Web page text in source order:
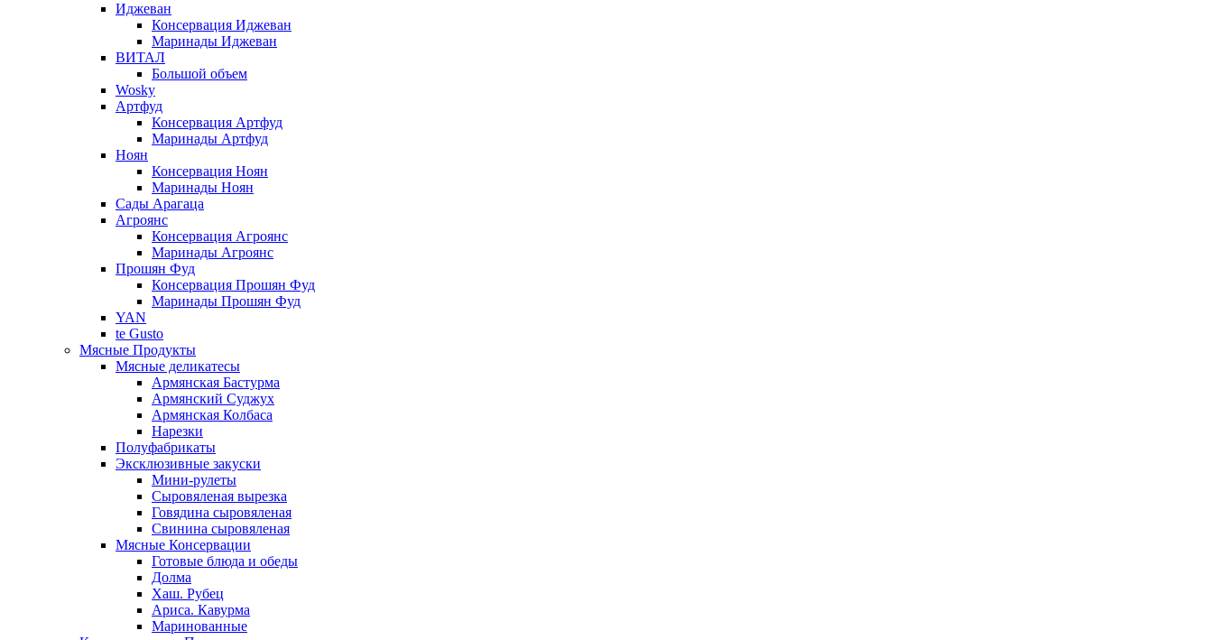
Иджеван
Консервация Иджеван
Маринады Иджеван
ВИТАЛ
Большой объем
Wosky
Артфуд
Консервация Артфуд
Маринады Артфуд
Ноян
Консервация Ноян
Маринады Ноян
Сады Арагаца
Агроянс
Консервация Агроянс
Маринады Агроянс
Прошян Фуд
Консервация Прошян Фуд
Маринады Прошян Фуд
YAN
te Gusto
Мясные Продукты
Мясные деликатесы
Армянская Бастурма
Армянский Суджух
Армянская Колбаса
Нарезки
Полуфабрикаты
Эксклюзивные закуски
Мини-рулеты
Сыровяленая вырезка
Говядина сыровяленая
Свинина сыровяленая
Мясные Консервации
Готовые блюда и обеды
Долма
Хаш. Рубец
Ариса. Кавурма
Маринованные